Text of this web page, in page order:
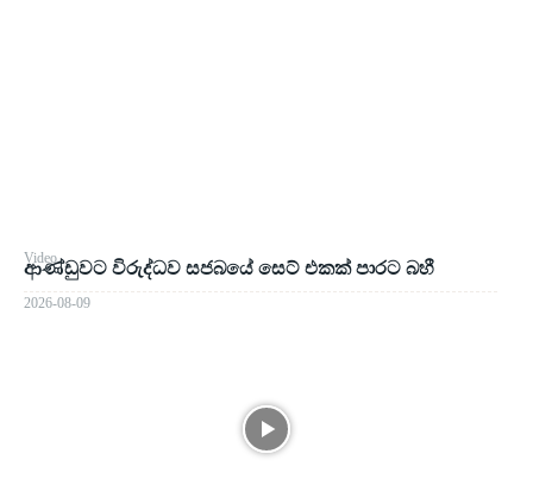
Video
ආණ්ඩුවට විරුද්ධව සජබයේ සෙට් එකක් පාරට බහී
2026-08-09